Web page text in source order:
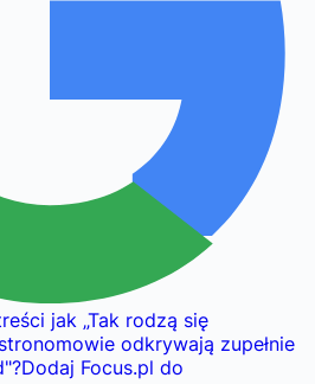
jak „Tak rodzą się
odkrywają zupełnie
"?Dodaj Focus.pl do